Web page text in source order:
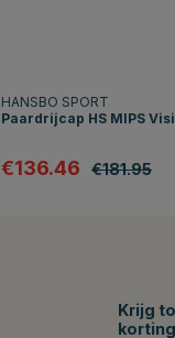
HANSBO SPORT
Paardrijcap HS MIPS
€136.46 €181.95
Krijg